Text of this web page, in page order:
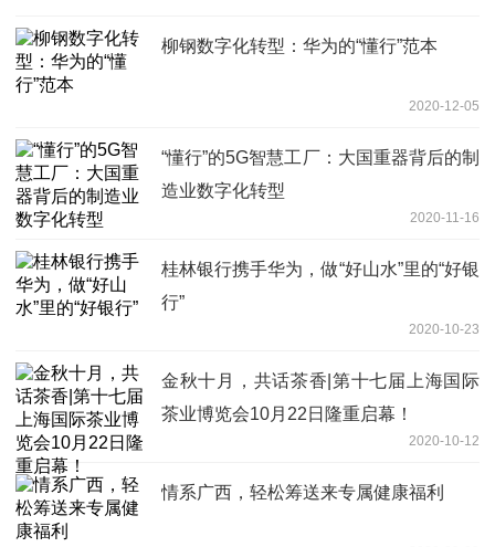
柳钢数字化转型：华为的“懂行”范本
2020-12-05
“懂行”的5G智慧工厂：大国重器背后的制
造业数字化转型
2020-11-16
桂林银行携手华为，做“好山水”里的“好银
行”
2020-10-23
金秋十月，共话茶香|第十七届上海国际
茶业博览会10月22日隆重启幕！
2020-10-12
情系广西，轻松筹送来专属健康福利